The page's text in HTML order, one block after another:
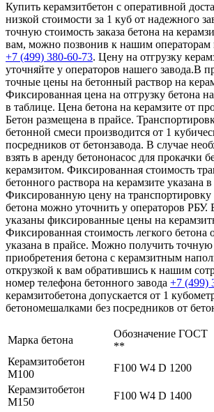
Купить керамзитбетон с оперативной
низкой стоимости за 1 куб от надежного
точную стоимость заказа бетона на
вам, можно позвонив к нашим
+7 (499) 380-60-73. Цену на отгрузку
уточняйте у операторов нашего завода.В
точные цены на бетонный раствор на
Фиксированная цена на отгрузку бетона
в таблице. Цена бетона на керамзите от
Бетон размещена в прайсе.
бетонной смеси производится от 1
посредников от бетонзавода. В случае
взять в аренду бетононасос для прокачки
керамзитом. Фиксированная стоимость
бетонного раствора на керамзите указана
Фиксированную цену на транспортировку
бетона можно уточнить у операторов РБУ.
указаны фиксированные цены на
Фиксированная стоимость легкого бетона
указана в прайсе. Можно получить
приобретения бетона с керамзитным
открузкой к вам обратившись к нашим
номер телефона бетонного завода +7 (499)
керамзитобетона допускается от 1
бетономешалками без посредников от
Марка бетона
Обозначение ГОСТ
**
Керамзитобетон
М100
F100 W4 D 1200
Керамзитобетон
М150
F100 W4 D 1400